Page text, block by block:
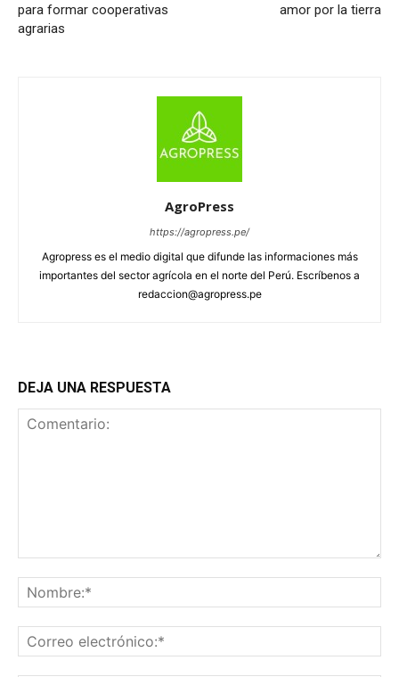
para formar cooperativas
agrarias
amor por la tierra
AgroPress
https://agropress.pe/
Agropress es el medio digital que difunde las informaciones más
importantes del sector agrícola en el norte del Perú. Escríbenos a
redaccion@agropress.pe
DEJA UNA RESPUESTA